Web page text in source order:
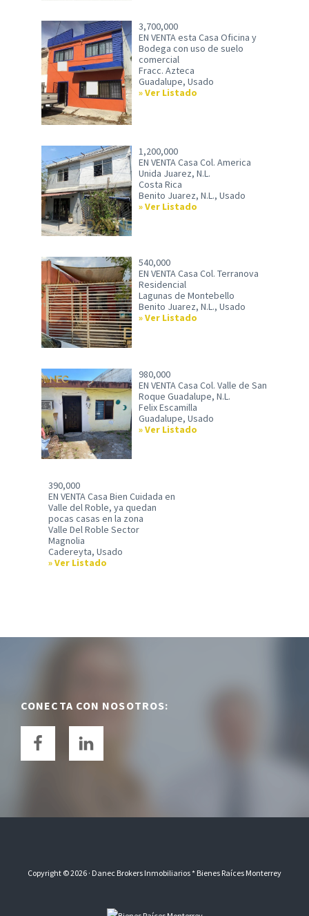
3,700,000
EN VENTA esta Casa Oficina y
Bodega con uso de suelo
comercial
Fracc. Azteca
Guadalupe, Usado
Ver Listado
1,200,000
EN VENTA Casa Col. America
Unida Juarez, N.L.
Costa Rica
Benito Juarez, N.L., Usado
Ver Listado
540,000
EN VENTA Casa Col. Terranova
Residencial
Lagunas de Montebello
Benito Juarez, N.L., Usado
Ver Listado
980,000
EN VENTA Casa Col. Valle de San
Roque Guadalupe, N.L.
Felix Escamilla
Guadalupe, Usado
Ver Listado
390,000
EN VENTA Casa Bien Cuidada en
Valle del Roble, ya quedan
pocas casas en la zona
Valle Del Roble Sector
Magnolia
Cadereyta, Usado
Ver Listado
Footer
CONECTA CON NOSOTROS:
Copyright © 2026 · Danec Brokers Inmobiliarios* Bienes Raíces Monterrey